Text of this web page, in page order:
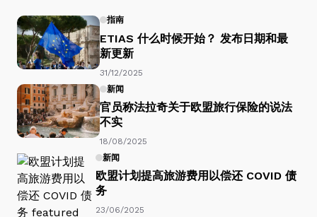
指南
ETIAS 什么时候开始？ 发布日期和最
新更新
31/12/2025
新闻
官员称法拉奇关于欧盟旅行保险的说法
不实
18/08/2025
新闻
欧盟计划提高旅游费用以偿还 COVID 债
务
23/06/2025